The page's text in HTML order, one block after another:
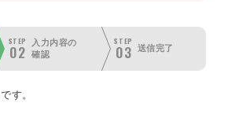
STEP
02
入力内容の
確認
STEP
03 送信完了
す。